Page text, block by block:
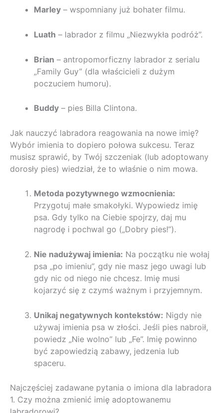
Marley – wspomniany już bohater filmu.
Luath – labrador z filmu „Niezwykła podróż”.
Brian – antropomorficzny labrador z serialu
„Family Guy” (dla właścicieli z dużym
poczuciem humoru).
Buddy – pies Billa Clintona.
Jak nauczyć labradora reagowania na nowe imię?
Wybór imienia to dopiero połowa sukcesu. Teraz
musisz sprawić, by Twój szczeniak (lub adoptowany
dorosły pies) wiedział, że to właśnie o nim mowa.
Metoda pozytywnego wzmocnienia:
Przygotuj małe smakołyki. Wypowiedz imię
psa. Gdy tylko na Ciebie spojrzy, daj mu
nagrodę i pochwal go („Dobry pies!”).
Nie nadużywaj imienia: Na początku nie wołaj
psa „po imieniu”, gdy nie masz jego uwagi lub
gdy nic od niego nie chcesz. Imię musi
kojarzyć się z czymś ważnym i przyjemnym.
Unikaj negatywnych kontekstów: Nigdy nie
używaj imienia psa w złości. Jeśli pies nabroił,
powiedz „Nie wolno” lub „Fe”. Imię powinno
być zapowiedzią zabawy, jedzenia lub
spaceru.
Najczęściej zadawane pytania o imiona dla labradora
1. Czy można zmienić imię adoptowanemu